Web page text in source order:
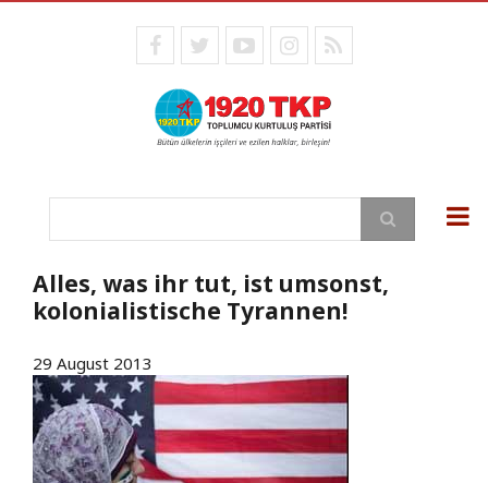
facebooktwitteryoutubeinstagram
RSS
Suche
Alles, was ihr tut, ist umsonst,
kolonialistische Tyrannen!
29 August 2013